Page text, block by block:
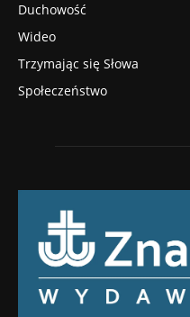
Duchowość
Wideo
Trzymając się Słowa
Społeczeństwo